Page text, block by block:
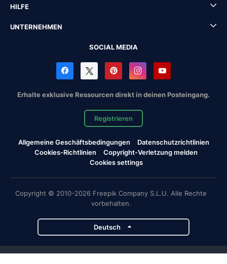
HILFE
UNTERNEHMEN
SOCIAL MEDIA
Erhalte exklusive Ressourcen direkt in deinen Posteingang.
Registrieren
Allgemeine Geschäftsbedingungen
Datenschutzrichtlinien
Cookies-Richtlinien
Copyright-Verletzung melden
Cookies settings
Copyright © 2010-2026 Freepik Company S.L.U. Alle Rechte
vorbehalten.
Deutsch